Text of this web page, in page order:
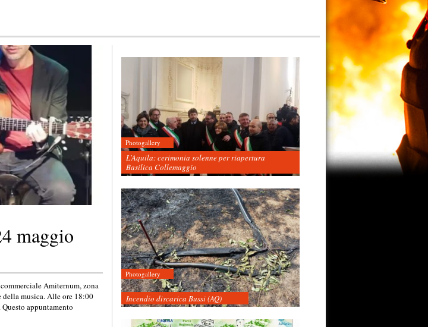
maggio
Amiternum, zona
della musica. Alle ore 18:00
appuntamento
Photogallery
L’Aquila: cerimonia solenne per riapertura
Basilica Collemaggio
Photogallery
Incendio discarica Bussi (AQ)